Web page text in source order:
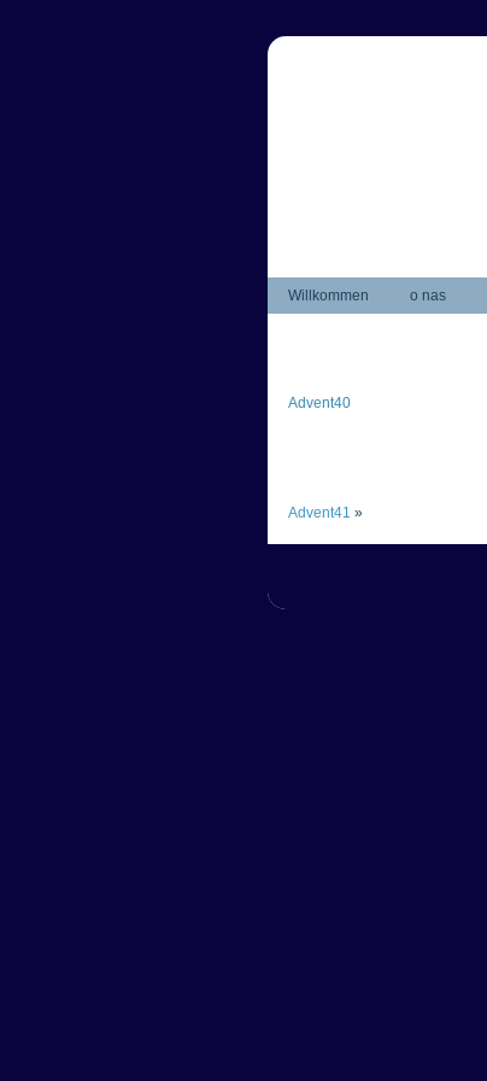
Willkommen o nas
Advent40
Advent41 »